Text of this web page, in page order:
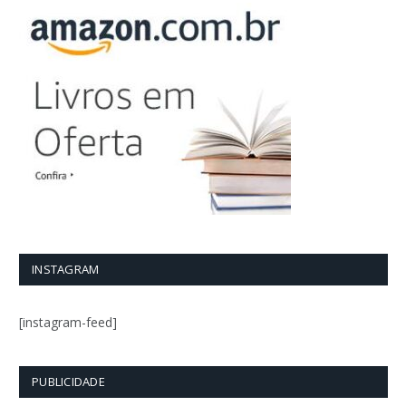
INSTAGRAM
[instagram-feed]
PUBLICIDADE